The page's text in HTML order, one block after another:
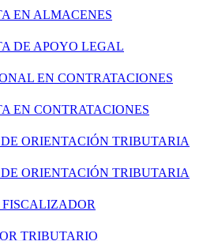
EN ALMACENES
DE APOYO LEGAL
EN CONTRATACIONES
EN CONTRATACIONES
ORIENTACIÓN TRIBUTARIA
ORIENTACIÓN TRIBUTARIA
TRIBUTARIO